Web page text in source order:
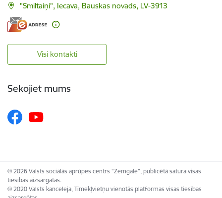
"Smiltaiņi", Iecava, Bauskas novads, LV-3913
Visi kontakti
Sekojiet mums
© 2026 Valsts sociālās aprūpes centrs “Zemgale”, publicētā satura visas
tiesības aizsargātas.
© 2020 Valsts kanceleja, Tīmekļvietņu vienotās platformas visas tiesības